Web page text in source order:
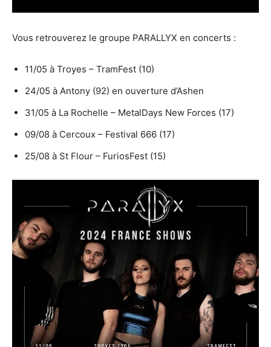
Vous retrouverez le groupe PARALLYX en concerts :
11/05 à Troyes – TramFest (10)
24/05 à Antony (92) en ouverture d’Ashen
31/05 à La Rochelle – MetalDays New Forces (17)
09/08 à Cercoux – Festival 666 (17)
25/08 à St Flour – FuriosFest (15)